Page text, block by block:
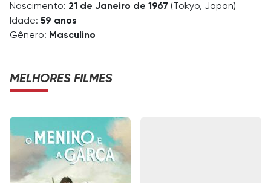
Nascimento: 21 de Janeiro de 1967 (Tokyo, Japan)
Idade: 59 anos
Gênero: Masculino
MELHORES FILMES